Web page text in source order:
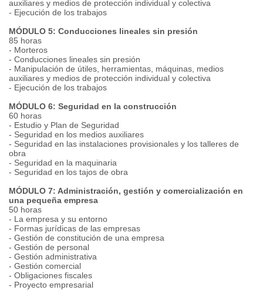
auxiliares y medios de protección individual y colectiva
- Ejecución de los trabajos
MÓDULO 5: Conducciones lineales sin presión
85 horas
- Morteros
- Conducciones lineales sin presión
- Manipulación de útiles, herramientas, máquinas, medios
auxiliares y medios de protección individual y colectiva
- Ejecución de los trabajos
MÓDULO 6: Seguridad en la construcción
60 horas
- Estudio y Plan de Seguridad
- Seguridad en los medios auxiliares
- Seguridad en las instalaciones provisionales y los talleres de
obra
- Seguridad en la maquinaria
- Seguridad en los tajos de obra
MÓDULO 7: Administración, gestión y comercialización en
una pequeña empresa
50 horas
- La empresa y su entorno
- Formas jurídicas de las empresas
- Gestión de constitución de una empresa
- Gestión de personal
- Gestión administrativa
- Gestión comercial
- Obligaciones fiscales
- Proyecto empresarial